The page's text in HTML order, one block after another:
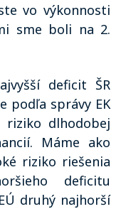
vo výkonnosti
sme boli na 2.
deficit ŠR
podľa správy EK
riziko dlhodobej
Máme ako
riziko riešenia
deficitu
druhý najhorší